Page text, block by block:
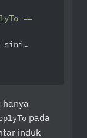
==
hanya
pada
induk